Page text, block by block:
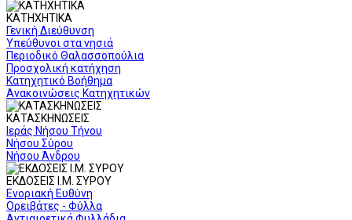
ΚΑΤΗΧΗΤΙΚΑ
Γενική Διεύθυνση
Υπεύθυνοι στα νησιά
Περιοδικό Θαλασσοπούλια
Προσχολική κατήχηση
Κατηχητικό Βοήθημα
Ανακοινώσεις Κατηχητικών
ΚΑΤΑΣΚΗΝΩΣΕΙΣ
Ιεράς Νήσου Τήνου
Νήσου Σύρου
Νήσου Άνδρου
ΕΚΔΟΣΕΙΣ Ι.Μ. ΣΥΡΟΥ
Ενοριακή Ευθύνη
Ορειβάτες - Φύλλα